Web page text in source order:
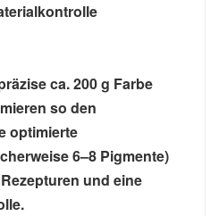
ca. 200 g Farbe
so den
optimierte
6–8 Pigmente)
und eine